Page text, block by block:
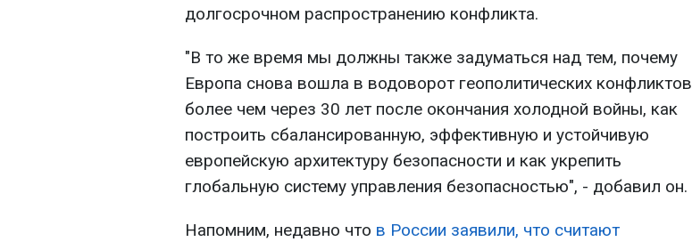
долгосрочном распространению конфликта.
"В то же время мы должны также задуматься над тем, почему
Европа снова вошла в водоворот геополитических конфликтов
более чем через 30 лет после окончания холодной войны, как
построить сбалансированную, эффективную и устойчивую
европейскую архитектуру безопасности и как укрепить
глобальную систему управления безопасностью", - добавил он.
Напомним, недавно что в России заявили, что считают